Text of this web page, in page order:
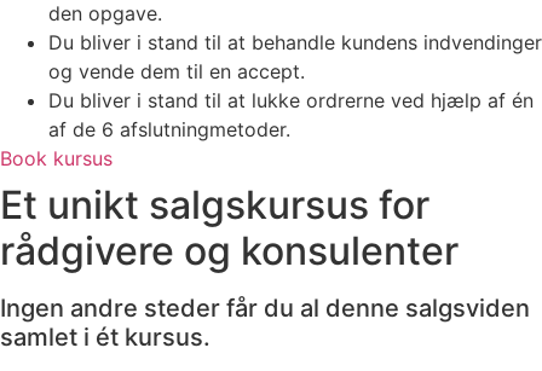
den opgave.
Du bliver i stand til at behandle kundens indvendinger
og vende dem til en accept.
Du bliver i stand til at lukke ordrerne ved hjælp af én
af de 6 afslutningmetoder.
Book kursus
Et unikt salgskursus for
rådgivere og konsulenter
Ingen andre steder får du al denne salgsviden
samlet i ét kursus.